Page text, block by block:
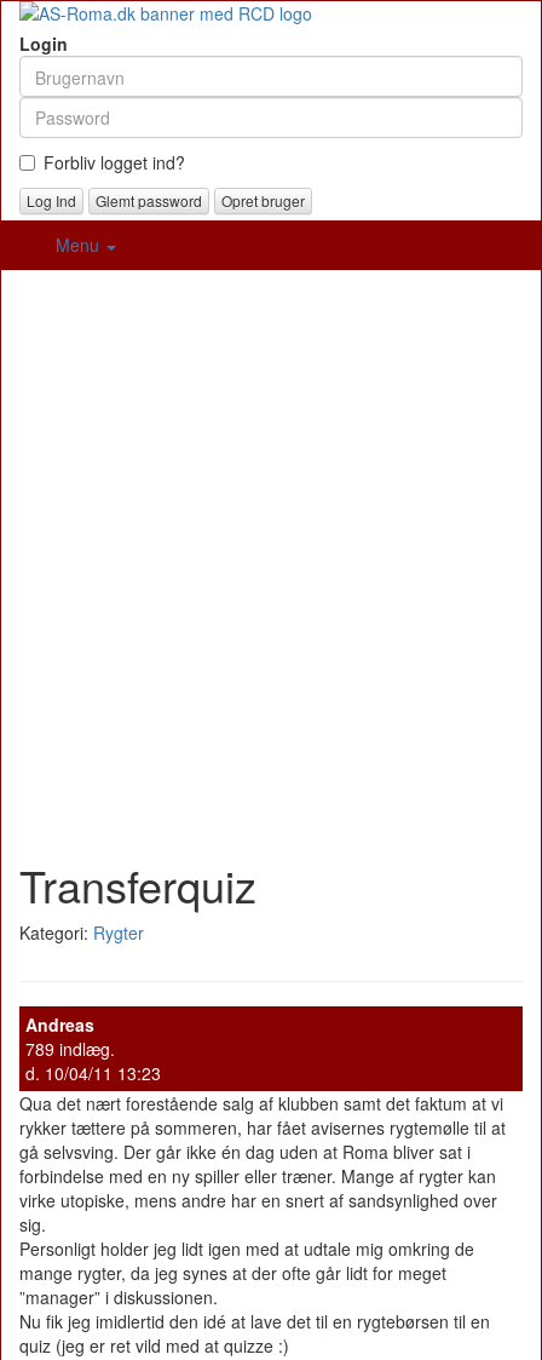
Login
Forbliv logget ind?
Glemt password Opret bruger
Menu
Transferquiz
Kategori: Rygter
Andreas
789 indlæg.
d. 10/04/11 13:23
Qua det nært forestående salg af klubben samt det faktum at vi
rykker tættere på sommeren, har fået avisernes rygtemølle til at
gå selvsving. Der går ikke én dag uden at Roma bliver sat i
forbindelse med en ny spiller eller træner. Mange af rygter kan
virke utopiske, mens andre har en snert af sandsynlighed over
sig.
Personligt holder jeg lidt igen med at udtale mig omkring de
mange rygter, da jeg synes at der ofte går lidt for meget
”manager” i diskussionen.
Nu fik jeg imidlertid den idé at lave det til en rygtebørsen til en
quiz (jeg er ret vild med at quizze :)